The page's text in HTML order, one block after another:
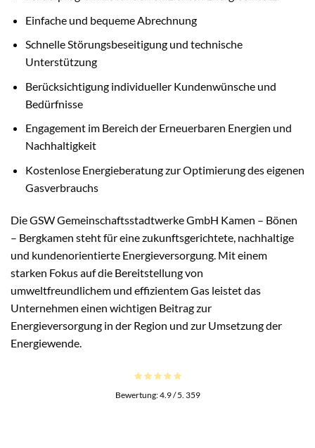
Einfache und bequeme Abrechnung
Schnelle Störungsbeseitigung und technische
Unterstützung
Berücksichtigung individueller Kundenwünsche und
Bedürfnisse
Engagement im Bereich der Erneuerbaren Energien und
Nachhaltigkeit
Kostenlose Energieberatung zur Optimierung des eigenen
Gasverbrauchs
Die GSW Gemeinschaftsstadtwerke GmbH Kamen – Bönen
– Bergkamen steht für eine zukunftsgerichtete, nachhaltige
und kundenorientierte Energieversorgung. Mit einem
starken Fokus auf die Bereitstellung von
umweltfreundlichem und effizientem Gas leistet das
Unternehmen einen wichtigen Beitrag zur
Energieversorgung in der Region und zur Umsetzung der
Energiewende.
Bewertung:4.9/ 5. 359